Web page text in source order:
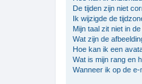
De tijden zijn niet
Ik wijzigde de
Mijn taal zit niet in de
Wat zijn de
Hoe kan ik een
Wat is mijn rang en
Wanneer ik op de